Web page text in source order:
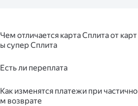
Чем отличается карта Сплита от карт
ы супер Сплита
Есть ли переплата
Как изменятся платежи при частично
м возврате